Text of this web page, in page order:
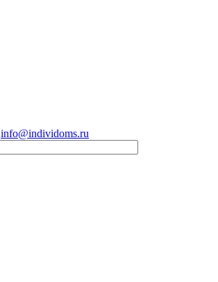
info@individoms.ru